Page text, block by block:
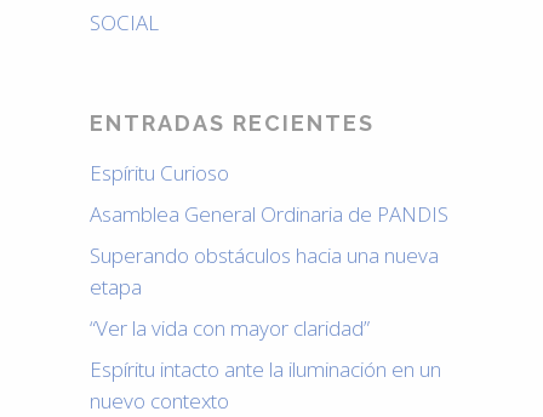
SOCIAL
ENTRADAS RECIENTES
Espíritu Curioso
Asamblea General Ordinaria de PANDIS
Superando obstáculos hacia una nueva
etapa
“Ver la vida con mayor claridad”
Espíritu intacto ante la iluminación en un
nuevo contexto